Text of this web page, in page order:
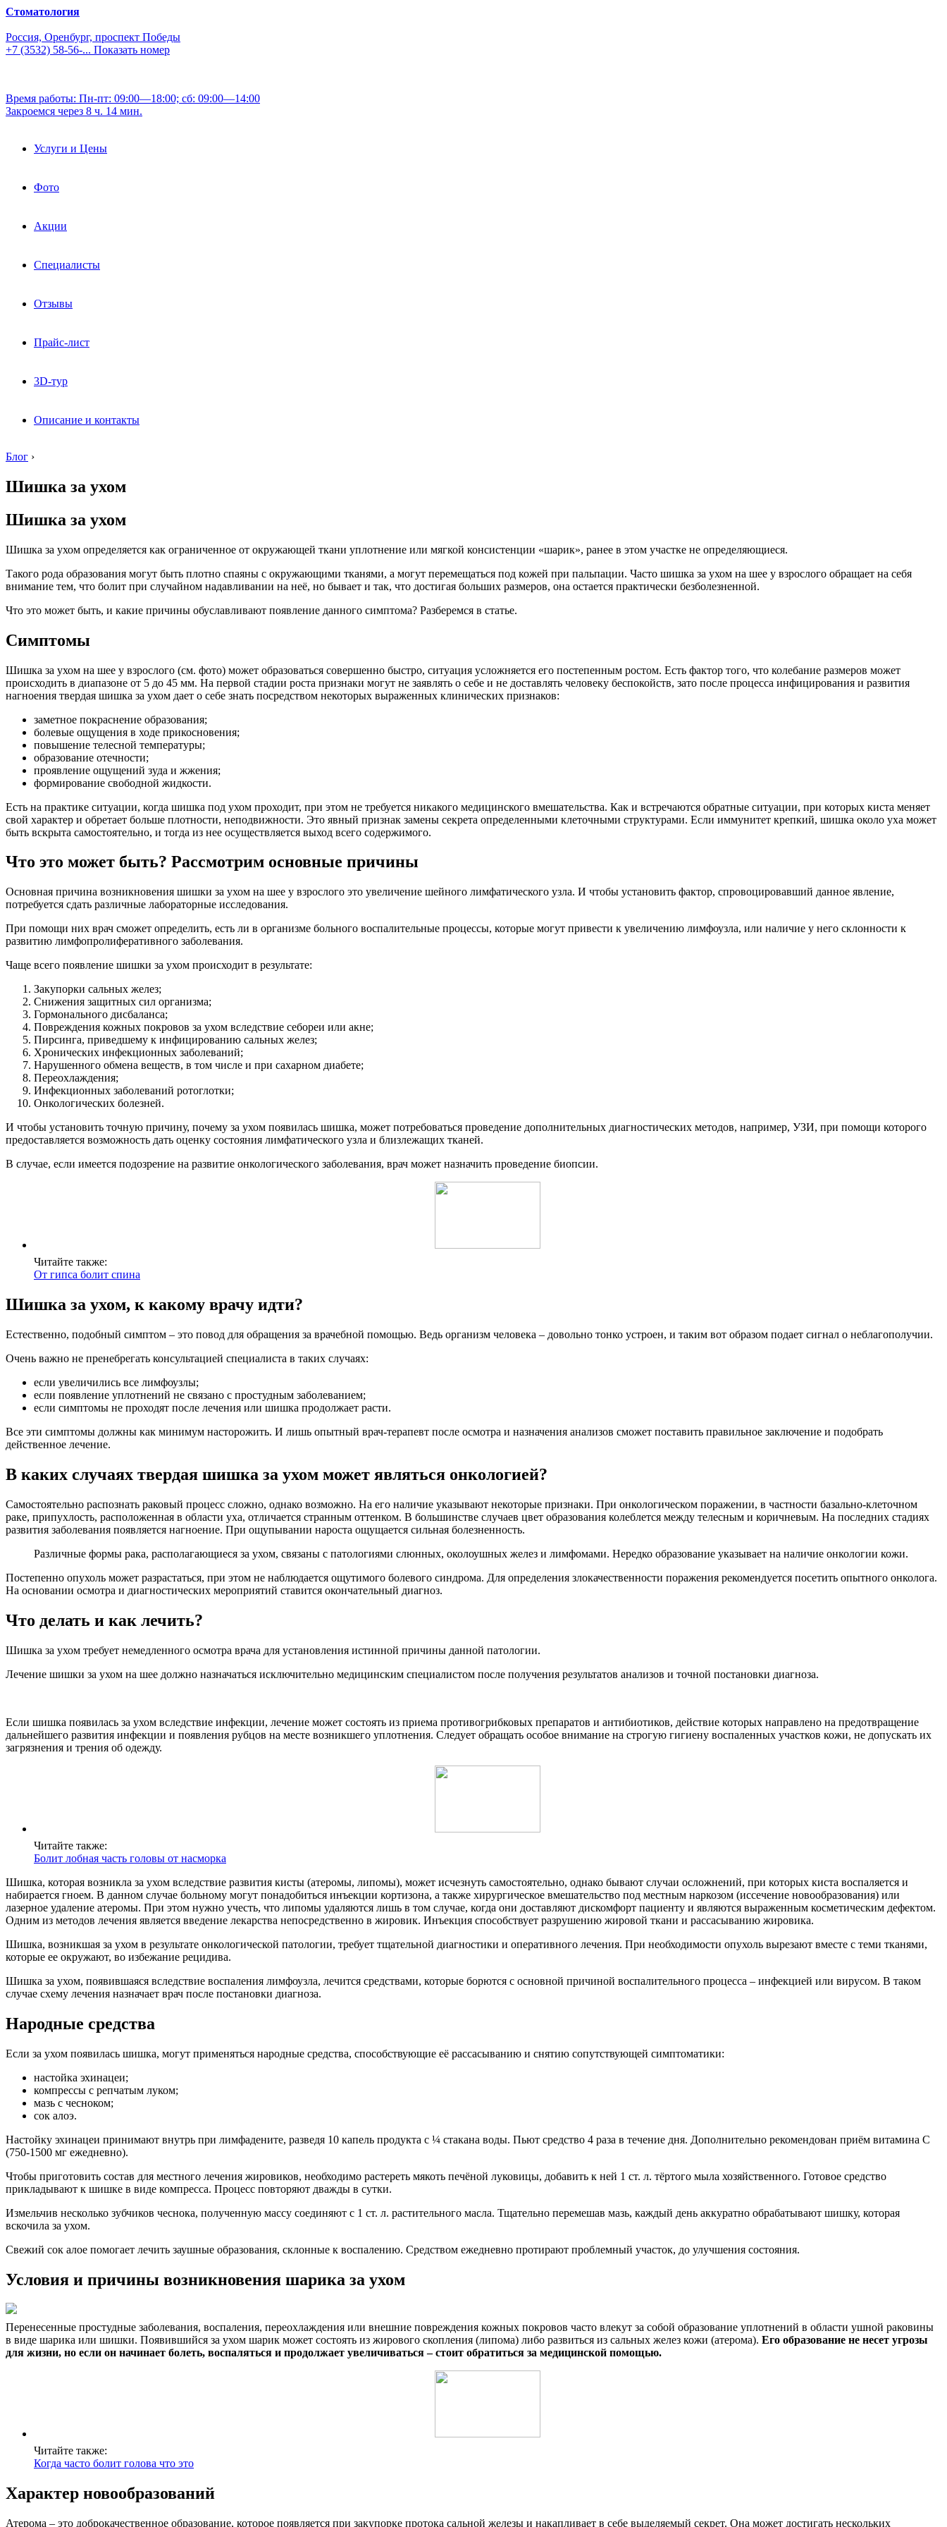
Стоматология
Россия, Оренбург, проспект Победы
+7 (3532) 58-56-... Показать номер
Время работы: Пн-пт: 09:00—18:00; сб: 09:00—14:00
Закроемся через 8 ч. 14 мин.
Услуги и Цены
Фото
Акции
Специалисты
Отзывы
Прайс-лист
3D-тур
Описание и контакты
Блог ›
Шишка за ухом
Шишка за ухом
Шишка за ухом определяется как ограниченное от окружающей ткани уплотнение или мягкой консистенции «шарик», ранее в этом участке не определяющиеся.
Такого рода образования могут быть плотно спаяны с окружающими тканями, а могут перемещаться под кожей при пальпации. Часто шишка за ухом на шее у взрослого обращает на себя
внимание тем, что болит при случайном надавливании на неё, но бывает и так, что достигая больших размеров, она остается практически безболезненной.
Что это может быть, и какие причины обуславливают появление данного симптома? Разберемся в статье.
Симптомы
Шишка за ухом на шее у взрослого (см. фото) может образоваться совершенно быстро, ситуация усложняется его постепенным ростом. Есть фактор того, что колебание размеров может
происходить в диапазоне от 5 до 45 мм. На первой стадии роста признаки могут не заявлять о себе и не доставлять человеку беспокойств, зато после процесса инфицирования и развития
нагноения твердая шишка за ухом дает о себе знать посредством некоторых выраженных клинических признаков:
заметное покраснение образования;
болевые ощущения в ходе прикосновения;
повышение телесной температуры;
образование отечности;
проявление ощущений зуда и жжения;
формирование свободной жидкости.
Есть на практике ситуации, когда шишка под ухом проходит, при этом не требуется никакого медицинского вмешательства. Как и встречаются обратные ситуации, при которых киста меняет
свой характер и обретает больше плотности, неподвижности. Это явный признак замены секрета определенными клеточными структурами. Если иммунитет крепкий, шишка около уха может
быть вскрыта самостоятельно, и тогда из нее осуществляется выход всего содержимого.
Что это может быть? Рассмотрим основные причины
Основная причина возникновения шишки за ухом на шее у взрослого это увеличение шейного лимфатического узла. И чтобы установить фактор, спровоцировавший данное явление,
потребуется сдать различные лабораторные исследования.
При помощи них врач сможет определить, есть ли в организме больного воспалительные процессы, которые могут привести к увеличению лимфоузла, или наличие у него склонности к
развитию лимфопролиферативного заболевания.
Чаще всего появление шишки за ухом происходит в результате:
Закупорки сальных желез;
Снижения защитных сил организма;
Гормонального дисбаланса;
Повреждения кожных покровов за ухом вследствие себореи или акне;
Пирсинга, приведшему к инфицированию сальных желез;
Хронических инфекционных заболеваний;
Нарушенного обмена веществ, в том числе и при сахарном диабете;
Переохлаждения;
Инфекционных заболеваний ротоглотки;
Онкологических болезней.
И чтобы установить точную причину, почему за ухом появилась шишка, может потребоваться проведение дополнительных диагностических методов, например, УЗИ, при помощи которого
предоставляется возможность дать оценку состояния лимфатического узла и близлежащих тканей.
В случае, если имеется подозрение на развитие онкологического заболевания, врач может назначить проведение биопсии.
Читайте также:
От гипса болит спина
Шишка за ухом, к какому врачу идти?
Естественно, подобный симптом – это повод для обращения за врачебной помощью. Ведь организм человека – довольно тонко устроен, и таким вот образом подает сигнал о неблагополучии.
Очень важно не пренебрегать консультацией специалиста в таких случаях:
если увеличились все лимфоузлы;
если появление уплотнений не связано с простудным заболеванием;
если симптомы не проходят после лечения или шишка продолжает расти.
Все эти симптомы должны как минимум насторожить. И лишь опытный врач-терапевт после осмотра и назначения анализов сможет поставить правильное заключение и подобрать
действенное лечение.
В каких случаях твердая шишка за ухом может являться онкологией?
Самостоятельно распознать раковый процесс сложно, однако возможно. На его наличие указывают некоторые признаки. При онкологическом поражении, в частности базально-клеточном
раке, припухлость, расположенная в области уха, отличается странным оттенком. В большинстве случаев цвет образования колеблется между телесным и коричневым. На последних стадиях
развития заболевания появляется нагноение. При ощупывании нароста ощущается сильная болезненность.
Различные формы рака, располагающиеся за ухом, связаны с патологиями слюнных, околоушных желез и лимфомами. Нередко образование указывает на наличие онкологии кожи.
Постепенно опухоль может разрастаться, при этом не наблюдается ощутимого болевого синдрома. Для определения злокачественности поражения рекомендуется посетить опытного онколога.
На основании осмотра и диагностических мероприятий ставится окончательный диагноз.
Что делать и как лечить?
Шишка за ухом требует немедленного осмотра врача для установления истинной причины данной патологии.
Лечение шишки за ухом на шее должно назначаться исключительно медицинским специалистом после получения результатов анализов и точной постановки диагноза.
Если шишка появилась за ухом вследствие инфекции, лечение может состоять из приема противогрибковых препаратов и антибиотиков, действие которых направлено на предотвращение
дальнейшего развития инфекции и появления рубцов на месте возникшего уплотнения. Следует обращать особое внимание на строгую гигиену воспаленных участков кожи, не допускать их
загрязнения и трения об одежду.
Читайте также:
Болит лобная часть головы от насморка
Шишка, которая возникла за ухом вследствие развития кисты (атеромы, липомы), может исчезнуть самостоятельно, однако бывают случаи осложнений, при которых киста воспаляется и
набирается гноем. В данном случае больному могут понадобиться инъекции кортизона, а также хирургическое вмешательство под местным наркозом (иссечение новообразования) или
лазерное удаление атеромы. При этом нужно учесть, что липомы удаляются лишь в том случае, когда они доставляют дискомфорт пациенту и являются выраженным косметическим дефектом.
Одним из методов лечения является введение лекарства непосредственно в жировик. Инъекция способствует разрушению жировой ткани и рассасыванию жировика.
Шишка, возникшая за ухом в результате онкологической патологии, требует тщательной диагностики и оперативного лечения. При необходимости опухоль вырезают вместе с теми тканями,
которые ее окружают, во избежание рецидива.
Шишка за ухом, появившаяся вследствие воспаления лимфоузла, лечится средствами, которые борются с основной причиной воспалительного процесса – инфекцией или вирусом. В таком
случае схему лечения назначает врач после постановки диагноза.
Народные средства
Если за ухом появилась шишка, могут применяться народные средства, способствующие её рассасыванию и снятию сопутствующей симптоматики:
настойка эхинацеи;
компрессы с репчатым луком;
мазь с чесноком;
сок алоэ.
Настойку эхинацеи принимают внутрь при лимфадените, разведя 10 капель продукта с ¼ стакана воды. Пьют средство 4 раза в течение дня. Дополнительно рекомендован приём витамина С
(750-1500 мг ежедневно).
Чтобы приготовить состав для местного лечения жировиков, необходимо растереть мякоть печёной луковицы, добавить к ней 1 ст. л. тёртого мыла хозяйственного. Готовое средство
прикладывают к шишке в виде компресса. Процесс повторяют дважды в сутки.
Измельчив несколько зубчиков чеснока, полученную массу соединяют с 1 ст. л. растительного масла. Тщательно перемешав мазь, каждый день аккуратно обрабатывают шишку, которая
вскочила за ухом.
Свежий сок алое помогает лечить заушные образования, склонные к воспалению. Средством ежедневно протирают проблемный участок, до улучшения состояния.
Условия и причины возникновения шарика за ухом
Перенесенные простудные заболевания, воспаления, переохлаждения или внешние повреждения кожных покровов часто влекут за собой образование уплотнений в области ушной раковины
в виде шарика или шишки. Появившийся за ухом шарик может состоять из жирового скопления (липома) либо развиться из сальных желез кожи (атерома). Его образование не несет угрозы
для жизни, но если он начинает болеть, воспаляться и продолжает увеличиваться – стоит обратиться за медицинской помощью.
Читайте также:
Когда часто болит голова что это
Характер новообразований
Атерома – это доброкачественное образование, которое появляется при закупорке протока сальной железы и накапливает в себе выделяемый секрет. Она может достигать нескольких